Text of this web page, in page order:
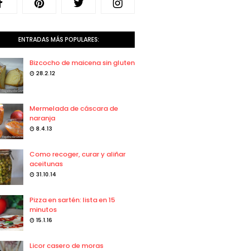
ENTRADAS MÁS POPULARES:
Bizcocho de maicena sin gluten
28.2.12
Mermelada de cáscara de
naranja
8.4.13
Como recoger, curar y aliñar
aceitunas
31.10.14
Pizza en sartén: lista en 15
minutos
15.1.16
Licor casero de moras